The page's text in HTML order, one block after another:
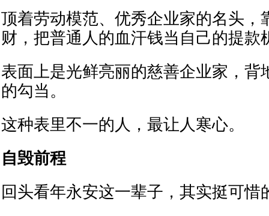
顶着劳动模范、优秀企业家的名头，
财，把普通人的血汗钱当自己的提款
表面上是光鲜亮丽的慈善企业家，背
的勾当。
这种表里不一的人，最让人寒心。
自毁前程
回头看年永安这一辈子，其实挺可惜